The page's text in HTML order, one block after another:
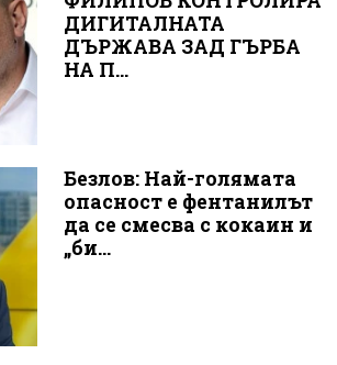
ДИГИТАЛНАТА
ДЪРЖАВА ЗАД ГЪРБА
НА П...
Безлов: Най-голямата
опасност е фентанилът
да се смесва с кокаин и
„би...